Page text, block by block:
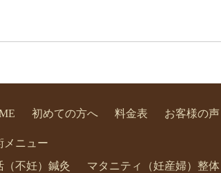
初めての方へ 料金表 お客様の声
メニュー
（不妊）鍼灸
マタニティ（妊産婦）整体